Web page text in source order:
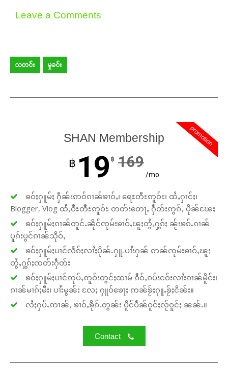
Leave a Comments
သတင်း မှုခင်း
promotion
SHAN Membership
฿ 19 ฿ 169
/mo
ၶဝ်ႈႁူမ်ႈ ႁဵၼ်းဢဝ်ၵၢၼ်ၶၢဝ်ႇ၊ ရေႊတီႊဢူဝ်ႊ၊ ထႆႇႁၢင်ႈ၊
Blogger, Vlog ထႆႇဝီႊတီႊဢူဝ်ႊ တတ်းတေႃႇ ႁဵတ်းဢွၵ်ႇ ပိုၼ်ၽႄႈ
ၶဝ်ႈႁူမ်ႈၵၢၼ်တူင်ႉၼိုင်ၸုမ်းၶၢဝ်ႇၽူႈတွႆႇႁွၵ်ႈ ၼႂ်းၶၵ်ႉၵၢၼ်
ပူၵ်းပွင်ၵၢၼ်သိုဝ်ႇ
ၶဝ်ႈႁူမ်ႈပၢင်လႅၵ်ႈလၢႆႈပိုၼ်ႉႁူႉပၢႆးႁၼ် ဢၼ်ၸုမ်းၶၢဝ်ႇၽူႈ
တွႆႇႁွၵ်ႈၸတ်းႁဵတ်း
ၶဝ်ႈႁူမ်ႈပၢင်ဢုပ်ႇဢူဝ်းတွင်ႈထၢမ် ၵဵဝ်ႇၵပ်းငဝ်းလၢႆးၵၢၼ်မိူင်း၊
ၵၢၼ်မၢၵ်ႈမီး၊ ပၢႆးမွၼ်း လႄႈ ႁူဝ်ၶေႃႈ ဢၼ်ၶႂ်ႈႁူႉၶႂ်ႈငိၼ်း။
လႆႈႁပ်ႉဢၢၼ်ႇ ၶၢဝ်ႇၶိုၵ်ႉတွၼ်း ပိူင်ပဵၼ်ဝူင်ႈလႂ်ဝူင်ႈ ၼၼ်ႉ။
Contact